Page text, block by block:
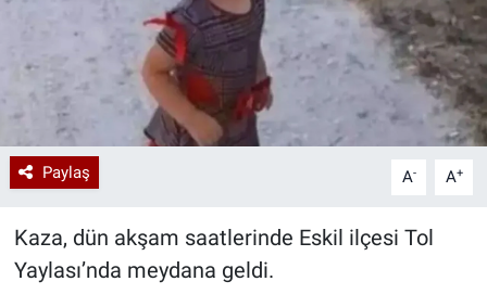
Paylaş A- A+
Kaza, dün akşam saatlerinde Eskil ilçesi Tol
Yaylası’nda meydana geldi.
Erişim Bilgileri
Sağlık
Teknoloji